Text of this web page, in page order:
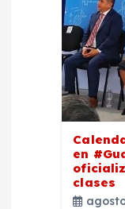
en
clases